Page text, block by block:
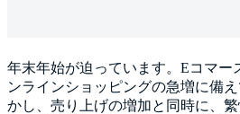
年末年始が迫っています。Eコマー
ンラインショッピングの急増に備
かし、売り上げの増加と同時に、